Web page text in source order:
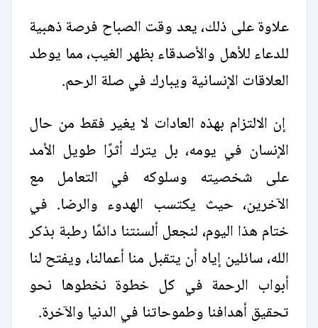
علاوة على ذلك، يعد وقت الصباح فرصة ذهبية
للدعاء للأهل والأصدقاء بظهر الغيب، مما يوطد
العلاقات الإنسانية ويبارك في صلة الرحم.
إن الالتزام بهذه العادات لا يغير فقط من حال
الإنسان في يومه، بل يترك أثرًا طويل الأمد
على شخصيته وسلوكه في التعامل مع
الآخرين، حيث يكتسب الهدوء والرضا. في
ختام هذا اليوم، لنجعل ألسنتنا دائمًا رطبة بذكر
الله، سائلين إياه أن يتقبل منا أعمالنا، ويفتح لنا
أبواب الرحمة في كل خطوة نخطوها نحو
تحقيق أهدافنا وطموحاتنا في الدنيا والآخرة.